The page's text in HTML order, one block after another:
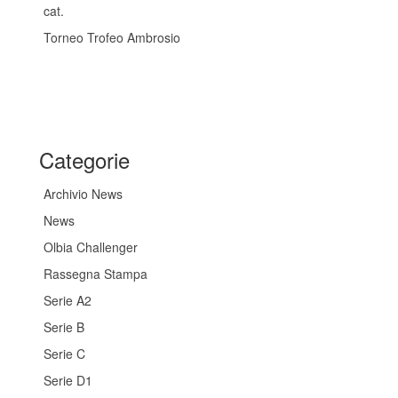
cat.
Torneo Trofeo Ambrosio
Categorie
Archivio News
News
Olbia Challenger
Rassegna Stampa
Serie A2
Serie B
Serie C
Serie D1